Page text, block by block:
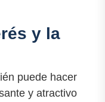
y la
puede hacer
y atractivo